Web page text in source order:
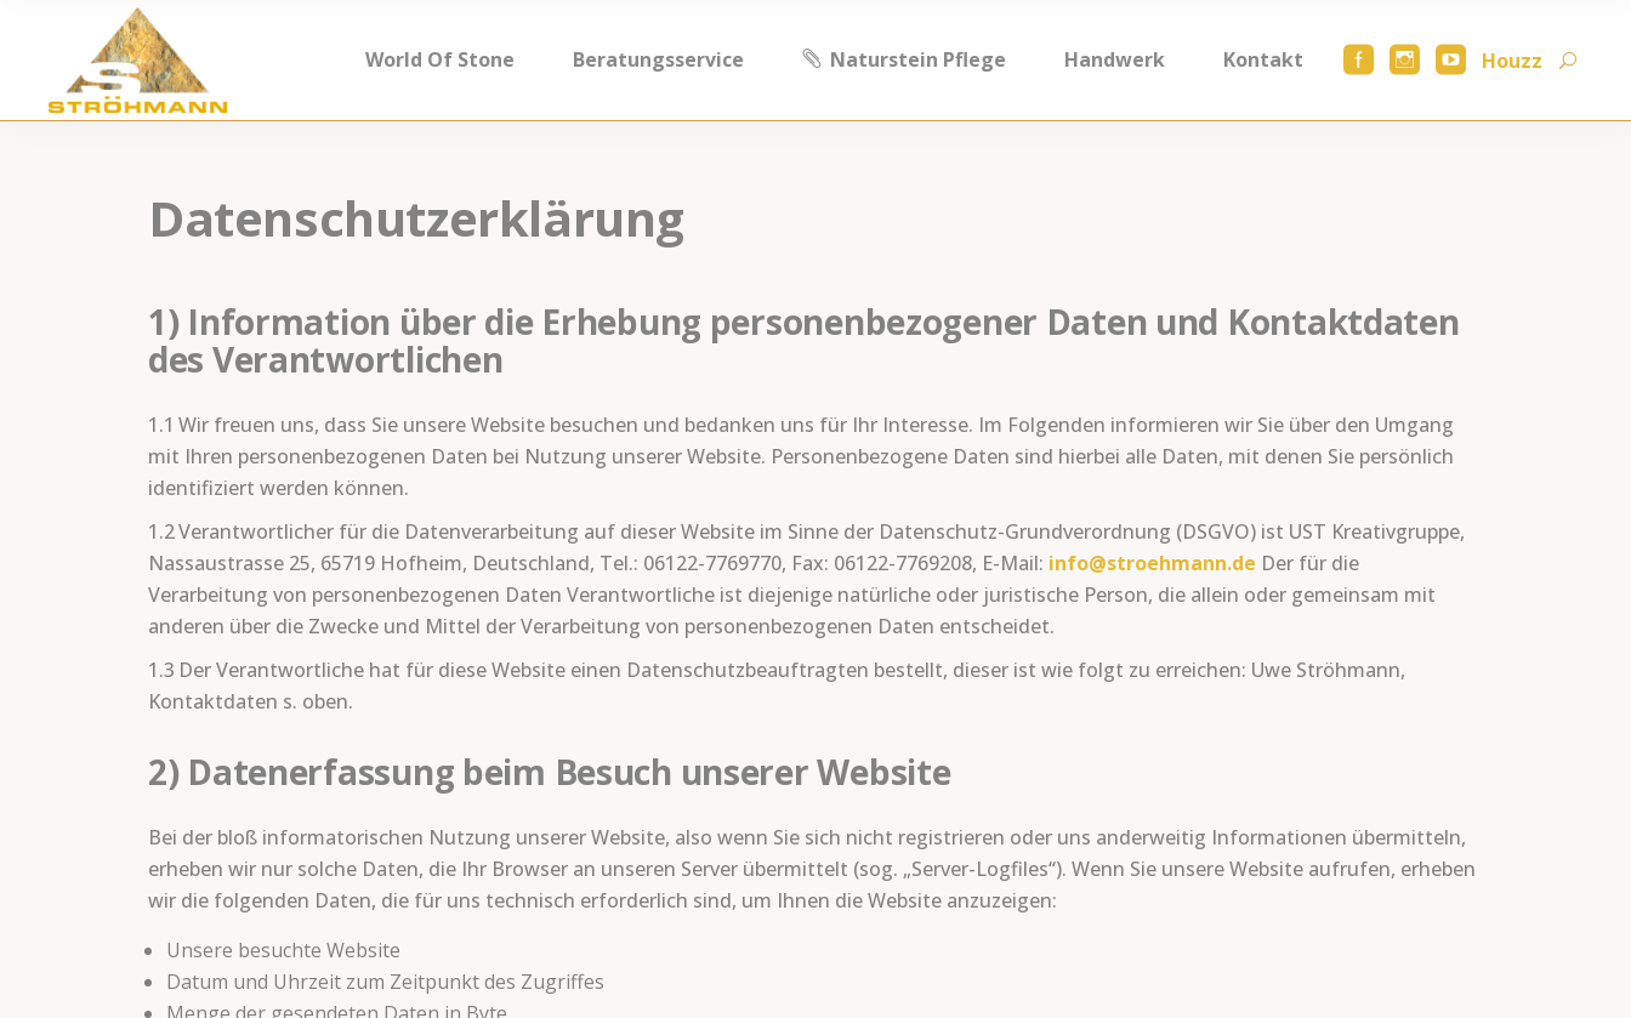
World Of Stone Beratungsservice Naturstein Pflege Handwerk Kontakt Houzz
Datenschutzerklärung
1) Information über die Erhebung personenbezogener Daten und Kontaktdaten
des Verantwortlichen
1.1 Wir freuen uns, dass Sie unsere Website besuchen und bedanken uns für Ihr Interesse. Im Folgenden informieren wir Sie über den Umgang
mit Ihren personenbezogenen Daten bei Nutzung unserer Website. Personenbezogene Daten sind hierbei alle Daten, mit denen Sie persönlich
identifiziert werden können.
1.2 Verantwortlicher für die Datenverarbeitung auf dieser Website im Sinne der Datenschutz-Grundverordnung (DSGVO) ist UST Kreativgruppe,
Nassaustrasse 25, 65719 Hofheim, Deutschland, Tel.: 06122-7769770, Fax: 06122-7769208, E-Mail: info@stroehmann.de Der für die
Verarbeitung von personenbezogenen Daten Verantwortliche ist diejenige natürliche oder juristische Person, die allein oder gemeinsam mit
anderen über die Zwecke und Mittel der Verarbeitung von personenbezogenen Daten entscheidet.
1.3 Der Verantwortliche hat für diese Website einen Datenschutzbeauftragten bestellt, dieser ist wie folgt zu erreichen: Uwe Ströhmann,
Kontaktdaten s. oben.
2) Datenerfassung beim Besuch unserer Website
Bei der bloß informatorischen Nutzung unserer Website, also wenn Sie sich nicht registrieren oder uns anderweitig Informationen übermitteln,
erheben wir nur solche Daten, die Ihr Browser an unseren Server übermittelt (sog. „Server-Logfiles“). Wenn Sie unsere Website aufrufen, erheben
wir die folgenden Daten, die für uns technisch erforderlich sind, um Ihnen die Website anzuzeigen:
Unsere besuchte Website
Datum und Uhrzeit zum Zeitpunkt des Zugriffes